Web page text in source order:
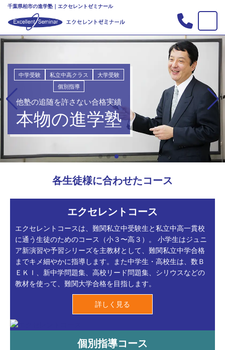
千葉県柏市の進学塾｜エクセレントゼミナール
TOP
合格実績
入会案内
行事
新・主宰のブログ
私立中高リンク集
プライバシーポリシー
中学受験 私立中高クラス
大学受験
個別指導
他塾の追随を許さない合格実績
本物の進学塾
各生徒様に合わせたコース
エクセレントコース
エクセレントコースは、難関私立中受験生と私立中高一貫校
に通う生徒のためのコース（小３〜高３）。 小学生はジュニ
ア新演習や予習シリーズを主教材として、難関私立中学合格
までキメ細やかに指導します。また中学生・高校生は、数Ｂ
ＥＫＩ、新中学問題集、高校リード問題集、シリウスなどの
教材を使って、難関大学合格を目指します。
詳しく見る
個別指導コース